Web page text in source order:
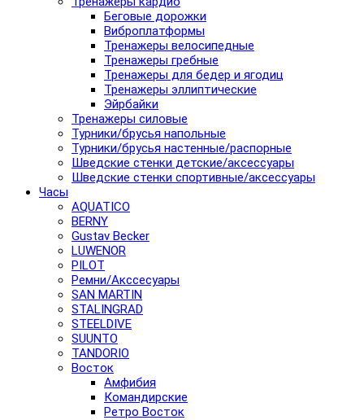
Беговые дорожки
Виброплатформы
Тренажеры велосипедные
Тренажеры гребные
Тренажеры для бедер и ягодиц
Тренажеры эллиптические
Эйрбайки
Тренажеры силовые
Турники/брусья напольные
Турники/брусья настенные/распорные
Шведские стенки детские/аксессуары
Шведские стенки спортивные/аксессуары
Часы
AQUATICO
BERNY
Gustav Becker
LUWENOR
PILOT
Pемни/Акссесуары
SAN MARTIN
STALINGRAD
STEELDIVE
SUUNTO
TANDORIO
Восток
Амфибия
Командирские
Ретро Восток